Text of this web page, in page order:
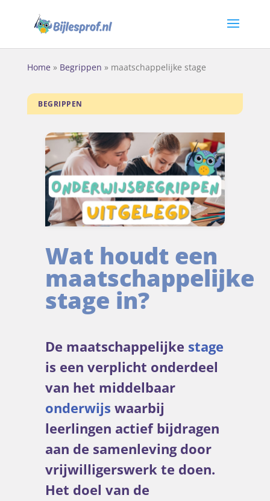
Home » Begrippen » maatschappelijke stage
BEGRIPPEN
Wat houdt een
maatschappelijke
stage in?
De maatschappelijke stage
is een verplicht onderdeel
van het middelbaar
onderwijs waarbij
leerlingen actief bijdragen
aan de samenleving door
vrijwilligerswerk te doen.
Het doel van de